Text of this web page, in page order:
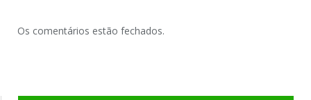
Os comentários estão fechados.